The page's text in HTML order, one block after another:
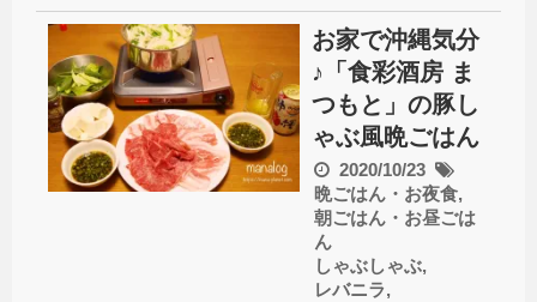
お家で沖縄気分
♪「食彩酒房 ま
つもと」の豚し
ゃぶ風晩ごはん
2020/10/23
晩ごはん・お夜食,
朝ごはん・お昼ごは
ん
しゃぶしゃぶ,
レバニラ,